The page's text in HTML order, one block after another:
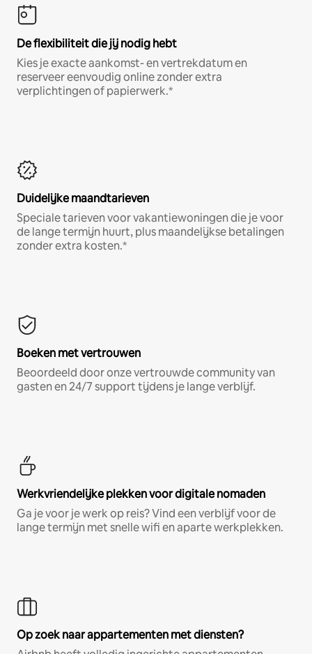
De flexibiliteit die jij nodig hebt
Kies je exacte aankomst- en vertrekdatum en
reserveer eenvoudig online zonder extra
verplichtingen of papierwerk.*
Duidelijke maandtarieven
Speciale tarieven voor vakantiewoningen die je voor
de lange termijn huurt, plus maandelijkse betalingen
zonder extra kosten.*
Boeken met vertrouwen
Beoordeeld door onze vertrouwde community van
gasten en 24/7 support tijdens je lange verblijf.
Werkvriendelijke plekken voor digitale nomaden
Ga je voor je werk op reis? Vind een verblijf voor de
lange termijn met snelle wifi en aparte werkplekken.
Op zoek naar appartementen met diensten?